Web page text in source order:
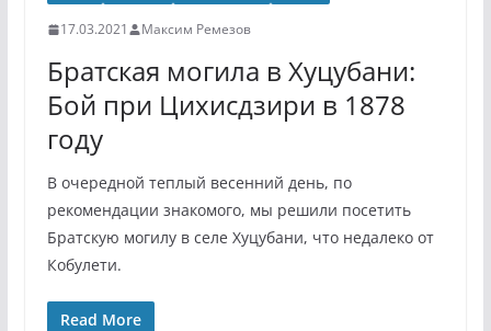
17.03.2021 Максим Ремезов
Братская могила в Хуцубани:
Бой при Цихисдзири в 1878
году
В очередной теплый весенний день, по
рекомендации знакомого, мы решили посетить
Братскую могилу в селе Хуцубани, что недалеко от
Кобулети.
Read More